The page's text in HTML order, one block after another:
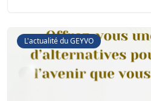
L'actualité du GEYVO